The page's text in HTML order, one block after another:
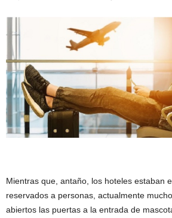
Mientras que, antaño, los hoteles estaban
reservados a personas, actualmente
abiertos las puertas a la entrada de